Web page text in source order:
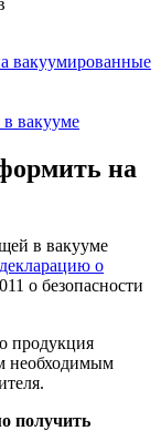
вакуумированные
вакууме
на
в вакууме
декларацию о
о безопасности
продукция
необходимым
получить